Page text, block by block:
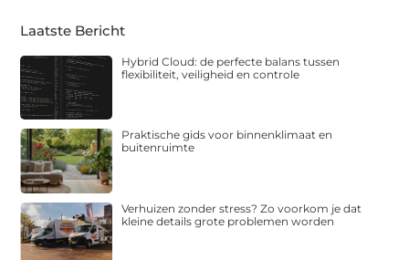
Laatste Bericht
Hybrid Cloud: de perfecte balans tussen
flexibiliteit, veiligheid en controle
Praktische gids voor binnenklimaat en
buitenruimte
Verhuizen zonder stress? Zo voorkom je dat
kleine details grote problemen worden